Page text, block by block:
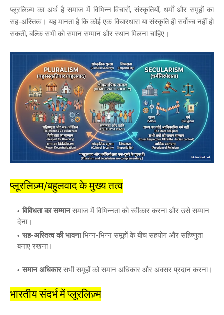
प्लूरलिज़्म का अर्थ है समाज में विभिन्न विचारों, संस्कृतियों, धर्मों और समूहों का
सह-अस्तित्व। यह मानता है कि कोई एक विचारधारा या संस्कृति ही सर्वोच्च नहीं हो
सकती, बल्कि सभी को समान सम्मान और स्थान मिलना चाहिए।
प्लूरलिज़्म/बहुलवाद के मुख्य तत्व
विविधता का सम्मानसमाज में विभिन्नता को स्वीकार करना और उसे सम्मान
देना।
सह-अस्तित्व की भावनाभिन्न-भिन्न समूहों के बीच सहयोग और सहिष्णुता
बनाए रखना।
समान अधिकारसभी समूहों को समान अधिकार और अवसर प्रदान करना।
भारतीय संदर्भ में प्लूरलिज़्म